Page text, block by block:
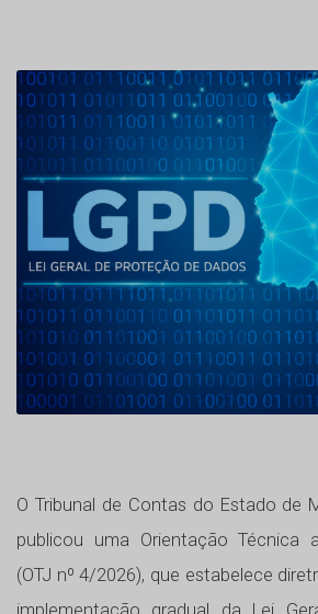
O Tribunal de Contas do Estado de
publicou uma Orientação Técnica
(OTJ nº 4/2026), que estabelece
implementação gradual da Lei